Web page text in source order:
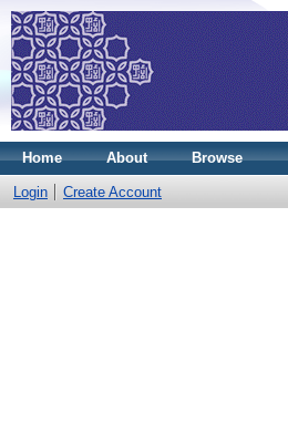
Home About Browse
Login Create Account